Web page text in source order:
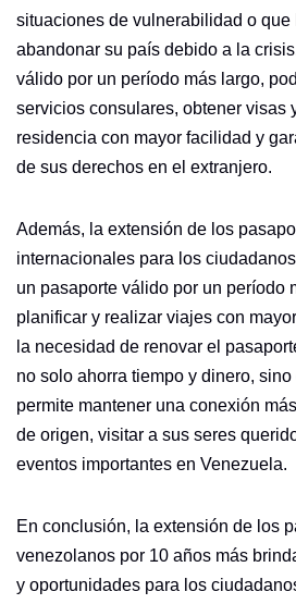
situaciones de vulnerabilidad o que
abandonar su país debido a la
válido por un período más largo,
servicios consulares, obtener visas
residencia con mayor facilidad y
de sus derechos en el extranjero.
Además, la extensión de los
internacionales para los
un pasaporte válido por un período
planificar y realizar viajes con
la necesidad de renovar el
no solo ahorra tiempo y dinero,
permite mantener una conexión
de origen, visitar a sus seres
eventos importantes en Venezuela.
En conclusión, la extensión de los
venezolanos por 10 años más
y oportunidades para los